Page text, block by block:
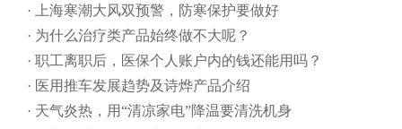
· 上海寒潮大风双预警，防寒保护要做好
· 为什么治疗类产品始终做不大呢？
· 职工离职后，医保个人账户内的钱还能用吗​？
· 医用推车发展趋势及诗烨产品介绍
· 天气炎热，用“清凉家电”降温要清洗机身